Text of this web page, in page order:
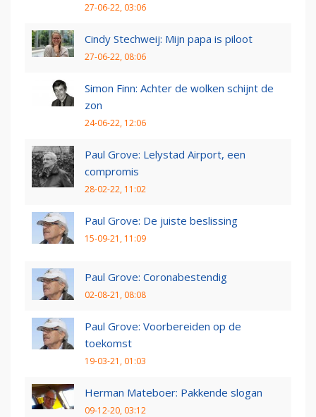
27-06-22, 03:06
Cindy Stechweij: Mijn papa is piloot
27-06-22, 08:06
Simon Finn: Achter de wolken schijnt de
zon
24-06-22, 12:06
Paul Grove: Lelystad Airport, een
compromis
28-02-22, 11:02
Paul Grove: De juiste beslissing
15-09-21, 11:09
Paul Grove: Coronabestendig
02-08-21, 08:08
Paul Grove: Voorbereiden op de
toekomst
19-03-21, 01:03
Herman Mateboer: Pakkende slogan
09-12-20, 03:12